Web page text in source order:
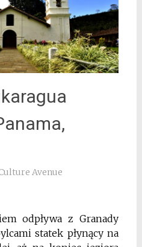
Avenue
odpływa z Granady
statek płynący na